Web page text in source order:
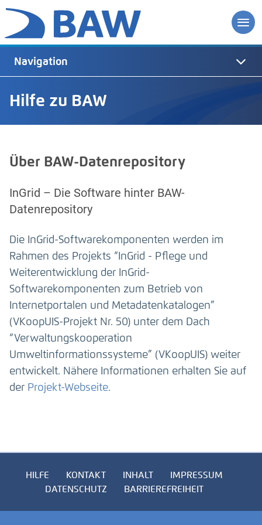
Hilfe zu BAW
Navigation
Über BAW-Datenrepository
InGrid – Die Software hinter BAW-
Datenrepository
Die InGrid-Softwarekomponenten werden im
Rahmen des Projekts “InGrid - Pflege und
Weiterentwicklung der InGrid-
Softwarekomponenten zum Betrieb von
Internetportalen und Metadatenkatalogen”
(VKoopUIS-Projekt Nr. 50) unter dem Dach
“Verwaltungskooperation
Umweltinformationssysteme” (VKoopUIS) weiter
entwickelt. Nähere Informationen erhalten Sie auf
der Projekt-Webseite.
HILFE KONTAKT INHALT
IMPRESSUM
DATENSCHUTZ
BARRIEREFREIHEIT